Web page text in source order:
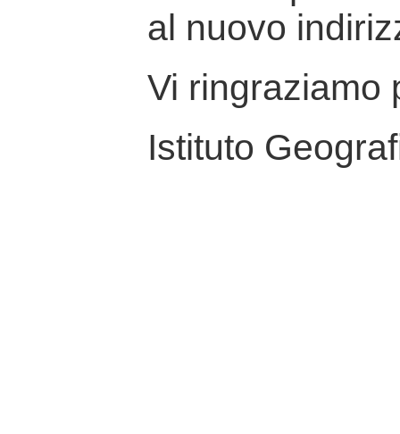
al nuovo
Vi ringraziamo
Istituto